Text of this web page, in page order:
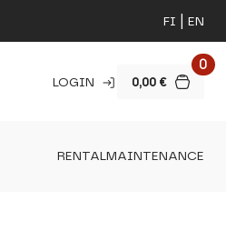
FI EN
LOGIN 0,00 €
0
RENTALMAINTENANCE